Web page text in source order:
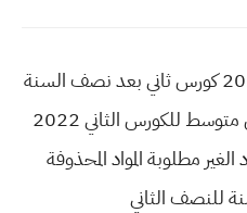
حذوفات صف اول متوسط 2022 كورس ثاني بعد نصف السنة
حذوفات جميع المواد صف الاول متوسط للكورس الثاني 2022
مطلوبة المواد المحذوفة
للنصف الثاني